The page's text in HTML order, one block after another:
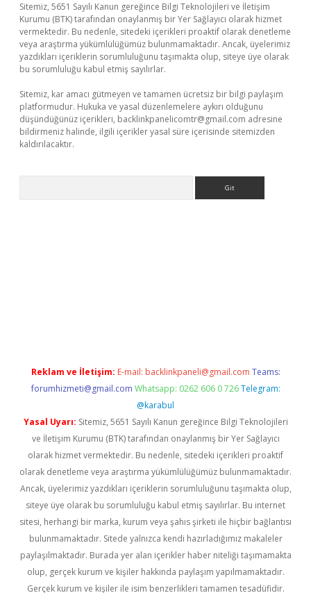
Sitemiz, 5651 Sayılı Kanun gereğince Bilgi Teknolojileri ve İletişim
Kurumu (BTK) tarafından onaylanmış bir Yer Sağlayıcı olarak hizmet
vermektedir. Bu nedenle, sitedeki içerikleri proaktif olarak denetleme
veya araştırma yükümlülüğümüz bulunmamaktadır. Ancak, üyelerimiz
yazdıkları içeriklerin sorumluluğunu taşımakta olup, siteye üye olarak
bu sorumluluğu kabul etmiş sayılırlar.
Sitemiz, kar amacı gütmeyen ve tamamen ücretsiz bir bilgi paylaşım
platformudur. Hukuka ve yasal düzenlemelere aykırı olduğunu
düşündüğünüz içerikleri, backlinkpanelicomtr@gmail.com adresine
bildirmeniz halinde, ilgili içerikler yasal süre içerisinde sitemizden
kaldırılacaktır.
Reklam ve İletişim: E-mail: backlinkpaneli@gmail.com Teams:
forumhizmeti@gmail.com Whatsapp: 0262 606 0 726 Telegram:
@karabul
Yasal Uyarı: Sitemiz, 5651 Sayılı Kanun gereğince Bilgi Teknolojileri
ve İletişim Kurumu (BTK) tarafından onaylanmış bir Yer Sağlayıcı
olarak hizmet vermektedir. Bu nedenle, sitedeki içerikleri proaktif
olarak denetleme veya araştırma yükümlülüğümüz bulunmamaktadır.
Ancak, üyelerimiz yazdıkları içeriklerin sorumluluğunu taşımakta olup,
siteye üye olarak bu sorumluluğu kabul etmiş sayılırlar. Bu internet
sitesi, herhangi bir marka, kurum veya şahıs şirketi ile hiçbir bağlantısı
bulunmamaktadır. Sitede yalnızca kendi hazırladığımız makaleler
paylaşılmaktadır. Burada yer alan içerikler haber niteliği taşımamakta
olup, gerçek kurum ve kişiler hakkında paylaşım yapılmamaktadır.
Gerçek kurum ve kişiler ile isim benzerlikleri tamamen tesadüfidir.